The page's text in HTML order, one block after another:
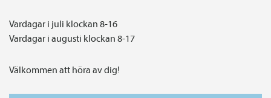
Vardagar i juli klockan 8-16
Vardagar i augusti klockan 8-17
Välkommen att höra av dig!